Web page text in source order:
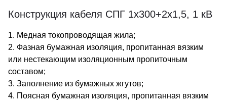
Конструкция кабеля СПГ 1х300+2х1,5, 1 кВ
1. Медная токопроводящая жила;
2. Фазная бумажная изоляция, пропитанная вязким
или нестекающим изоляционным пропиточным
составом;
3. Заполнение из бумажных жгутов;
4. Поясная бумажная изоляция, пропитанная вязким